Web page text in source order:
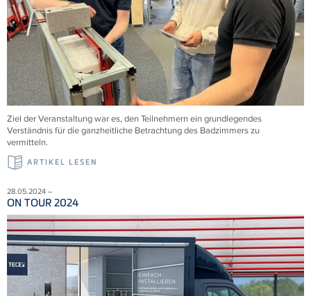
Ziel der Veranstaltung war es, den Teilnehmern ein grundlegendes
Verständnis für die ganzheitliche Betrachtung des Badzimmers zu
vermitteln.
ARTIKEL LESEN
28.05.2024 –
ON TOUR 2024